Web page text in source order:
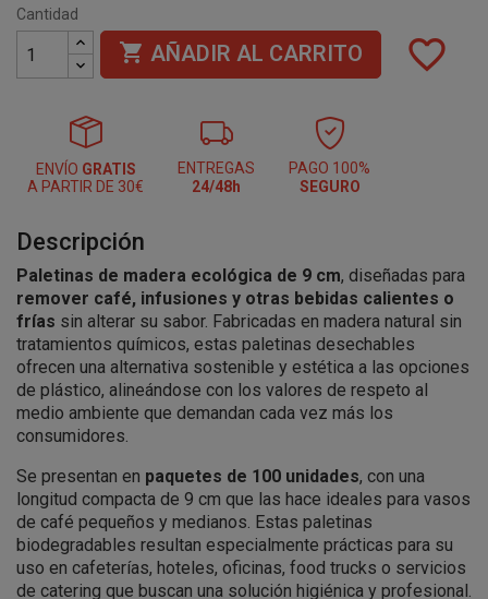
Cantidad
 AÑADIR AL CARRITO favorite_border
ENVÍO GRATIS
A PARTIR DE 30€
ENTREGAS
24/48h
PAGO 100%
SEGURO
Descripción
Paletinas de madera ecológica de 9 cm, diseñadas para
remover café, infusiones y otras bebidas calientes o
frías sin alterar su sabor. Fabricadas en madera natural sin
tratamientos químicos, estas paletinas desechables
ofrecen una alternativa sostenible y estética a las opciones
de plástico, alineándose con los valores de respeto al
medio ambiente que demandan cada vez más los
consumidores.
Se presentan en paquetes de 100 unidades, con una
longitud compacta de 9 cm que las hace ideales para vasos
de café pequeños y medianos. Estas paletinas
biodegradables resultan especialmente prácticas para su
uso en cafeterías, hoteles, oficinas, food trucks o servicios
de catering que buscan una solución higiénica y profesional.